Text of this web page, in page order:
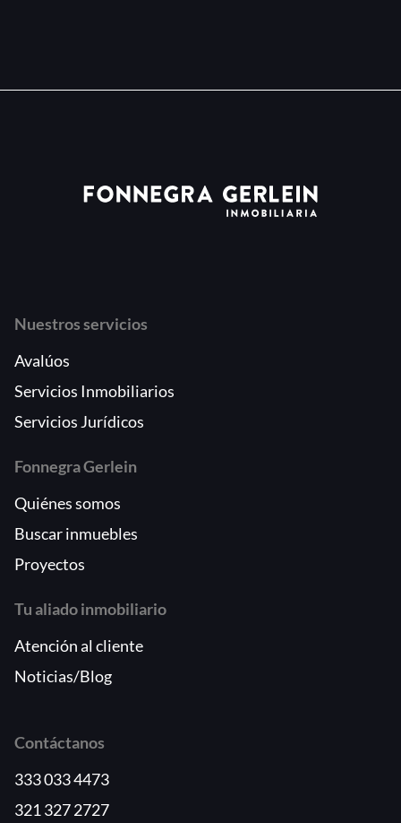
Nuestros servicios
Avalúos
Servicios Inmobiliarios
Servicios Jurídicos
Fonnegra Gerlein
Quiénes somos
Buscar inmuebles
Proyectos
Tu aliado inmobiliario
Atención al cliente
Noticias/Blog
Contáctanos
333 033 4473
321 327 2727